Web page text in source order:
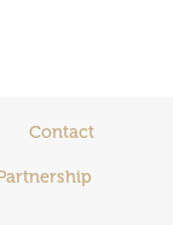
Contact